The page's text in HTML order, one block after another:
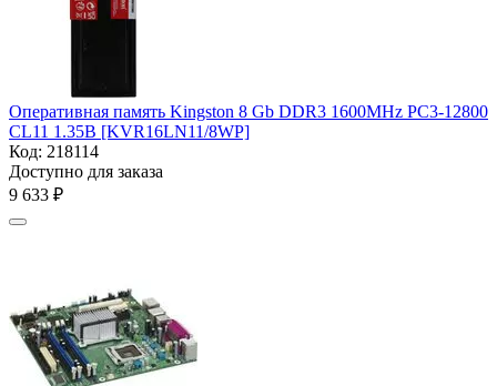
Оперативная память Kingston 8 Gb DDR3 1600MHz PC3-12800
CL11 1.35В [KVR16LN11/8WP]
Код: 218114
Доступно для заказа
9 633 ₽